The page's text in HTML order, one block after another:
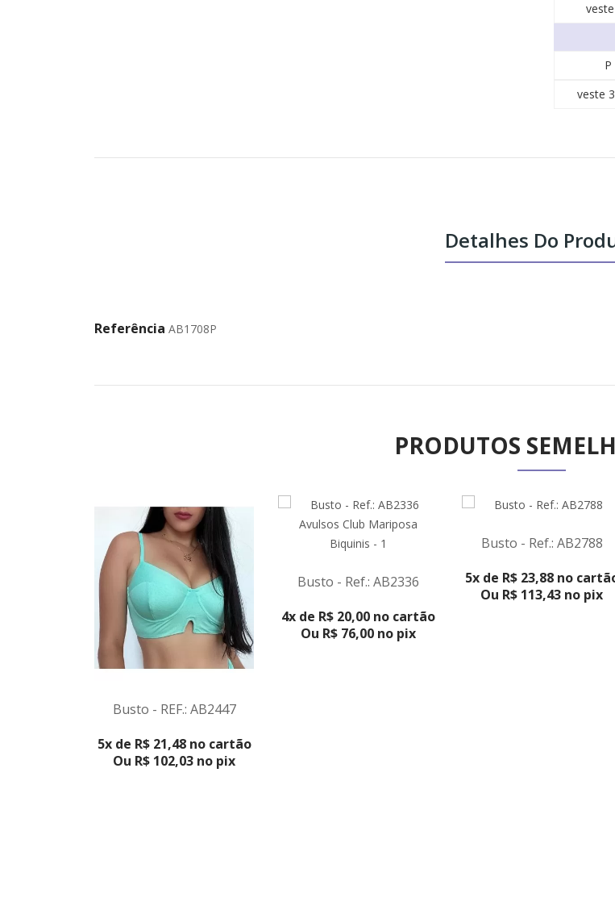
P
veste
Detalhes Do
Referência AB1708P
PRODUTOS
Busto - REF.: AB2447
5x de R$ 21,48 no cartão
Ou R$ 102,03 no pix
Busto - Ref.: AB2336
4x de R$ 20,00 no cartão
Ou R$ 76,00 no pix
Busto - Ref.: AB2788
5x de R$ 23,88 no
Ou R$ 113,43 no pix